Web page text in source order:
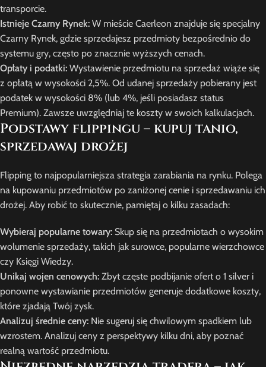
transporcie.
Istnieje Czarny Rynek: W mieście Caerleon znajduje się specjalny
Czarny Rynek, gdzie sprzedajesz przedmioty bezpośrednio do
systemu gry, często po znacznie wyższych cenach.
Opłaty i podatki: Wystawienie przedmiotu na sprzedaż wiąże się
z opłatą w wysokości 2,5%. Od udanej sprzedaży pobierany jest
podatek w wysokości 8% (lub 4%, jeśli posiadasz status
Premium). Zawsze uwzględniaj te koszty w swoich kalkulacjach.
Podstawy flippingu – kupuj tanio,
sprzedawaj drożej
Flipping to najpopularniejsza strategia zarabiania na rynku. Polega
na kupowaniu przedmiotów po zaniżonej cenie i sprzedawaniu ich
drożej. Aby robić to skutecznie, pamiętaj o kilku zasadach:
Wybieraj popularne towary: Skup się na przedmiotach o wysokim
wolumenie sprzedaży, takich jak surowce, popularne wierzchowce
czy Księgi Wiedzy.
Unikaj wojen cenowych: Zbyt częste podbijanie ofert o 1 silver i
ponowne wystawianie przedmiotów generuje dodatkowe koszty,
które zjadają Twój zysk.
Analizuj średnie ceny: Nie sugeruj się chwilowym spadkiem lub
wzrostem. Analizuj ceny z perspektywy kilku dni, aby poznać
realną wartość przedmiotu.